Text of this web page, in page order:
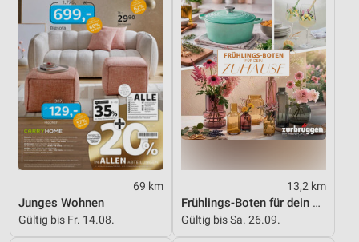
69 km
Junges Wohnen
Gültig bis Fr. 14.08.
13,2 km
Frühlings-Boten für dein Zuhause
Gültig bis Sa. 26.09.